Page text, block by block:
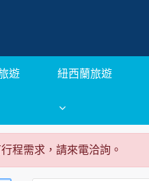
遊 紐西蘭旅遊
程需求，請來電洽詢。